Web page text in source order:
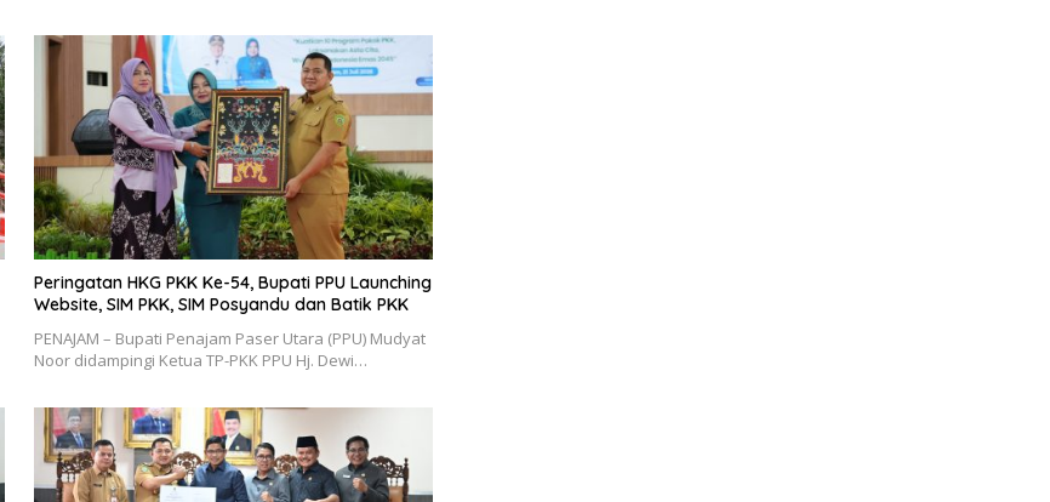
Peringatan HKG PKK Ke-54, Bupati PPU Launching
Website, SIM PKK, SIM Posyandu dan Batik PKK
PENAJAM – Bupati Penajam Paser Utara (PPU) Mudyat
Noor didampingi Ketua TP-PKK PPU Hj. Dewi…